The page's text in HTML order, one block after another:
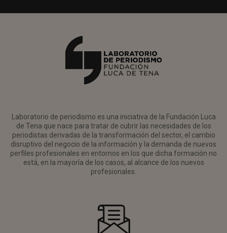
Laboratorio de periodismo es una iniciativa de la Fundación Luca
de Tena que nace para tratar de cubrir las necesidades de los
periodistas derivadas de la transformación del sector, el cambio
disruptivo del negocio de la información y la demanda de nuevos
perfiles profesionales en entornos en los que dicha formación no
está, en la mayoría de los casos, al alcance de los nuevos
profesionales.